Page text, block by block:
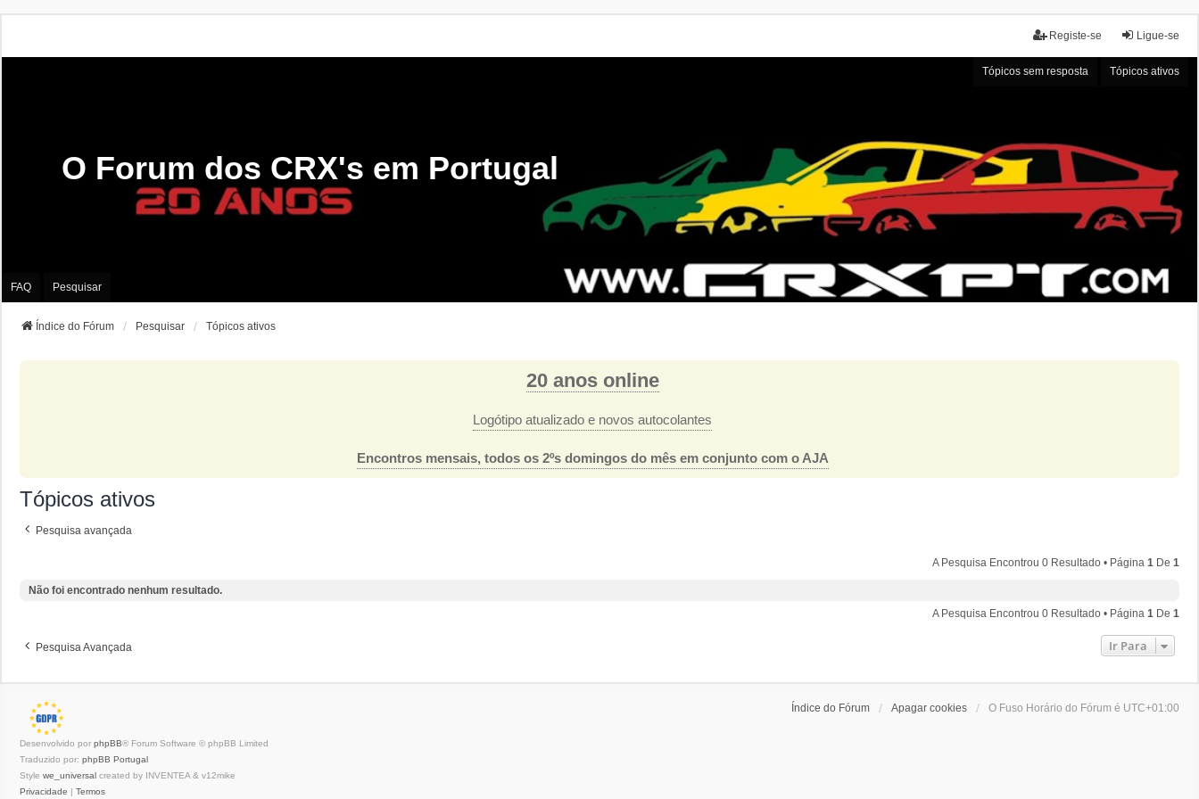
Ligue-se
Registe-se
Tópicos sem resposta Tópicos ativos
O Forum dos CRX's em Portugal
FAQ Pesquisar
Índice do Fórum Pesquisar Tópicos ativos
20 anos online
Logótipo atualizado e novos autocolantes
Encontros mensais, todos os 2ºs domingos do mês em conjunto com o AJA
Tópicos ativos
Pesquisa avançada
A Pesquisa Encontrou 0 Resultado • Página 1 De 1
Não foi encontrado nenhum resultado.
A Pesquisa Encontrou 0 Resultado • Página 1 De 1
Pesquisa Avançada Ir Para
Índice do Fórum Apagar cookies O Fuso Horário do Fórum é UTC+01:00
Desenvolvido por phpBB® Forum Software © phpBB Limited
Traduzido por: phpBB Portugal
Style we_universal created by INVENTEA & v12mike
Privacidade | Termos